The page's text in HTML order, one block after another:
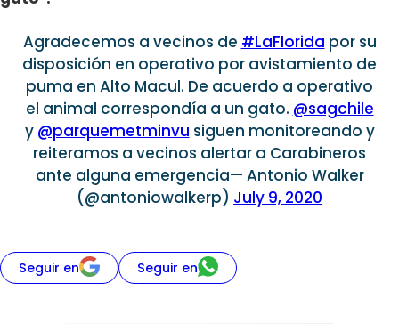
Agradecemos a vecinos de #LaFlorida por su
disposición en operativo por avistamiento de
puma en Alto Macul. De acuerdo a operativo
el animal correspondía a un gato. @sagchile
y @parquemetminvu siguen monitoreando y
reiteramos a vecinos alertar a Carabineros
ante alguna emergencia— Antonio Walker
(@antoniowalkerp) July 9, 2020
Seguir en Seguir en